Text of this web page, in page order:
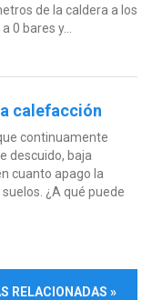
de la caldera a los
0 bares y...
calefacción
continuamente
descuido, baja
cuanto apago la
¿A qué puede
RELACIONADAS »